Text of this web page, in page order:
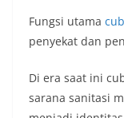
Fungsi utama
penyekat dan
Di era saat ini
sarana sanitasi